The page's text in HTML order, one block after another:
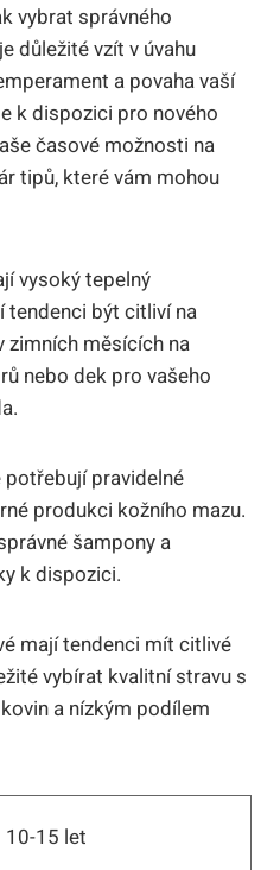
vybrat správného
důležité vzít v úvahu
a povaha vaší
k dispozici pro nového
časové možnosti na
tipů, které vám mohou
vysoký tepelný
být citliví na
zimních měsících na
nebo dek pro vašeho
potřebují pravidelné
produkci kožního mazu.
šampony a
k dispozici.
mají tendenci mít citlivé
vybírat kvalitní stravu s
a nízkým podílem
10-15 let